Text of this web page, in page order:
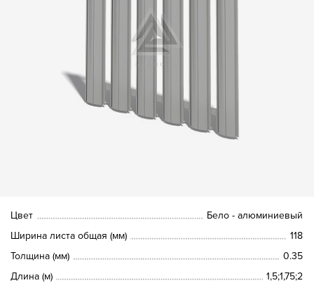
Цвет
Бело - алюминиевый
Ширина листа общая (мм)
118
Толщина (мм)
0.35
Длина (м)
1,5;1,75;2